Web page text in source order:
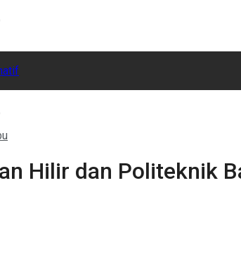
Hilir dan Politeknik